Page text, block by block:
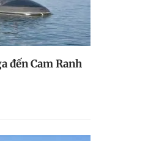
đến Cam Ranh